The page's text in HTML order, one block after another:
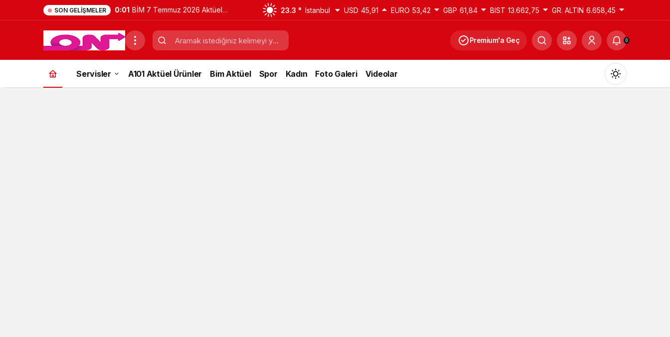
SON GELIŞMELER 0:01 BİM 7 Temmuz 2026 Aktüel
Ürünler Kataloğu | Bu Hafta
İndirimde Olan Ürünler
23.3 ° Istanbul USD 45,91 EURO 53,42 GBP 61,84 BIST 13.662,75 GR. ALTIN 6.658,45
Premium'a Geç 0
Servisler A101 Aktüel Ürünler Bim Aktüel Spor Kadın Foto Galeri Videolar